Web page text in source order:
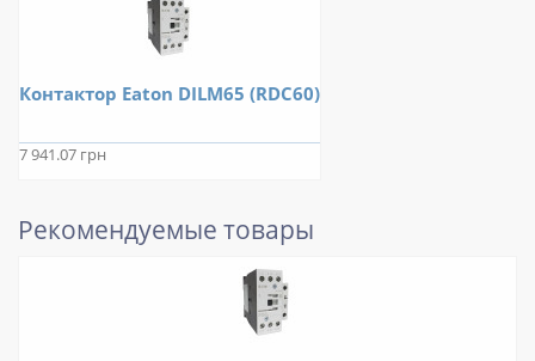
Контактор Eaton DILM65 (RDC60)
7 941.07 грн
Рекомендуемые товары